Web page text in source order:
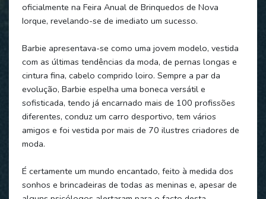
oficialmente na Feira Anual de Brinquedos de Nova
Iorque, revelando-se de imediato um sucesso.
Barbie apresentava-se como uma jovem modelo, vestida
com as últimas tendências da moda, de pernas longas e
cintura fina, cabelo comprido loiro. Sempre a par da
evolução, Barbie espelha uma boneca versátil e
sofisticada, tendo já encarnado mais de 100 profissões
diferentes, conduz um carro desportivo, tem vários
amigos e foi vestida por mais de 70 ilustres criadores de
moda.
É certamente um mundo encantado, feito à medida dos
sonhos e brincadeiras de todas as meninas e, apesar de